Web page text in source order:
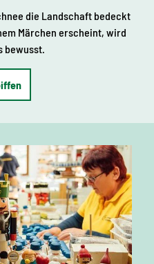
die Landschaft bedeckt
Märchen erscheint, wird
bewusst.